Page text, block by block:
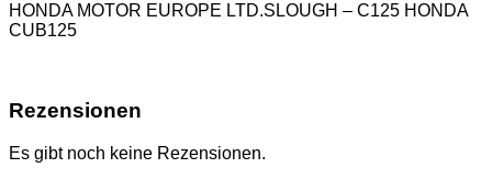
HONDA MOTOR EUROPE LTD.SLOUGH – C125 HONDA
CUB125
Rezensionen
Es gibt noch keine Rezensionen.